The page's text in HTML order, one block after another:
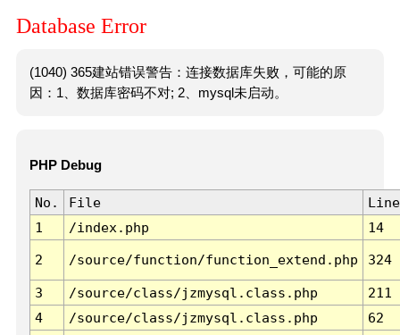
Database Error
(1040) 365建站错误警告：连接数据库失败，可能的原
因：1、数据库密码不对; 2、mysql未启动。
PHP Debug
No. File
Line
1
/index.php 14
2 /source/function/function_extend.php 324
3 /source/class/jzmysql.class.php
211
4
/source/class/jzmysql.class.php
62